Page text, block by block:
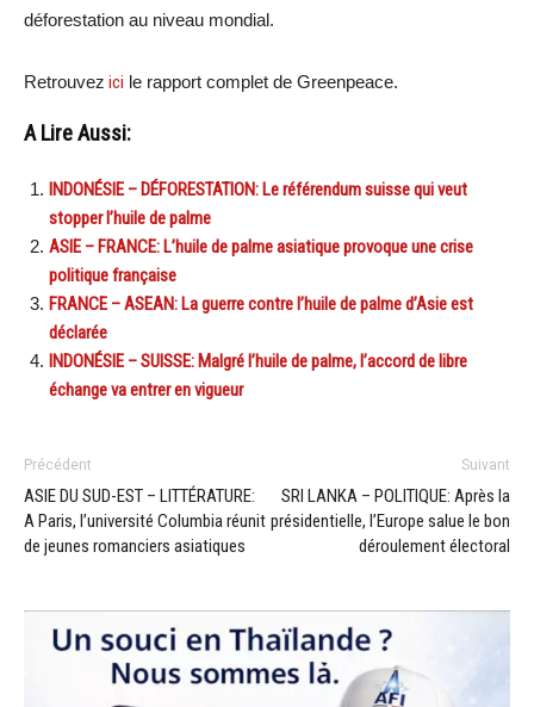
déforestation au niveau mondial.
Retrouvez ici le rapport complet de Greenpeace.
A Lire Aussi:
INDONÉSIE – DÉFORESTATION: Le référendum suisse qui veut
stopper l’huile de palme
ASIE – FRANCE: L’huile de palme asiatique provoque une crise
politique française
FRANCE – ASEAN: La guerre contre l’huile de palme d’Asie est
déclarée
INDONÉSIE – SUISSE: Malgré l’huile de palme, l’accord de libre
échange va entrer en vigueur
Précédent
ASIE DU SUD-EST – LITTÉRATURE:
A Paris, l’université Columbia réunit
de jeunes romanciers asiatiques
Suivant
SRI LANKA – POLITIQUE: Après la
présidentielle, l’Europe salue le bon
déroulement électoral